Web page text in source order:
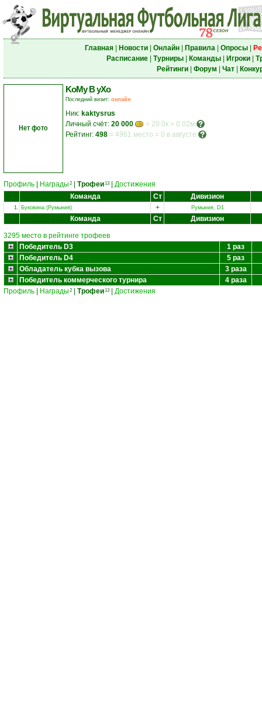
Главная| Новости| Онлайн| Правила| Опросы|
Расписание| Турниры| Команды| Игроки|
Рейтинги| Форум Чат|
Нет фото
KoMy B yXo
Последний визит: онлайн
Ник: kaktysrus
Личный счёт: 20 000
= 20.0к = 0.02м
Рейтинг: 498 = 4961 место = 0 в августе
Профиль Награды 2 Трофеи13
Достижения
Команда
Ст Дивизион
1. Буковина (Румыния) + Румыния, D1
Команда Ст Дивизион
3295 место в рейтинге трофеев
Победитель D3
1 раз
Победитель D4
5 раз
Обладатель кубка вызова
3 раза
Победитель коммерческого турнира
4 раза
Профиль
Награды 2 Трофеи13 Достижения